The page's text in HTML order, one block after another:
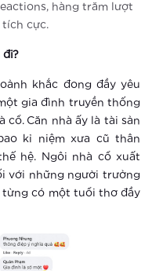
hàng trăm lượt
tích cực.
đi?
khắc đong đầy yêu
gia đình truyền thống
Căn nhà ấy là tài sản
kỉ niệm xưa cũ thân
hệ. Ngôi nhà cổ xuất
với những người trưởng
có một tuổi thơ đầy
City ra mắt phân khu
Smart City:
vừa ra mắt